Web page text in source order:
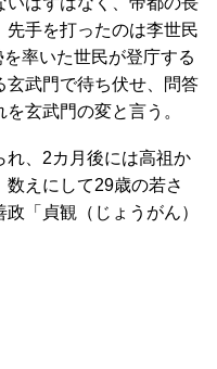
手を打ったのは李世民
率いた世民が登庁する
玄武門で待ち伏せ、問答
玄武門の変と言う。
れ、2カ月後には高祖か
えにして29歳の若さ
「貞観（じょうがん）